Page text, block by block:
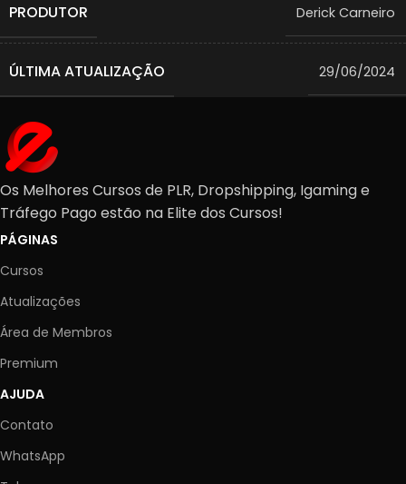
PRODUTOR Derick Carneiro
ÚLTIMA ATUALIZAÇÃO 29/06/2024
Os Melhores Cursos de PLR, Dropshipping, Igaming e
Tráfego Pago estão na Elite dos Cursos!
PÁGINAS
Cursos
Atualizações
Área de Membros
Premium
AJUDA
Contato
WhatsApp